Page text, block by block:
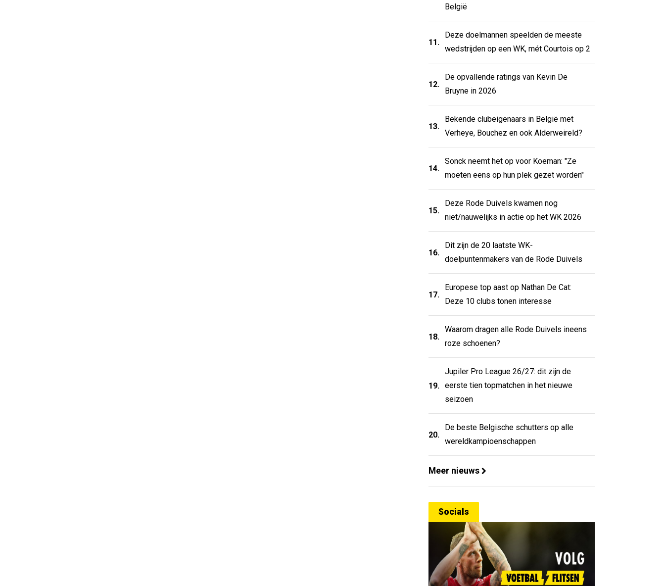
België
11.
Deze doelmannen speelden de meeste
wedstrijden op een WK, mét Courtois op 2
12.
De opvallende ratings van Kevin De
Bruyne in 2026
13.
Bekende clubeigenaars in België met
Verheye, Bouchez en ook Alderweireld?
14.
Sonck neemt het op voor Koeman: "Ze
moeten eens op hun plek gezet worden"
15.
Deze Rode Duivels kwamen nog
niet/nauwelijks in actie op het WK 2026
16.
Dit zijn de 20 laatste WK-
doelpuntenmakers van de Rode Duivels
17.
Europese top aast op Nathan De Cat:
Deze 10 clubs tonen interesse
18.
Waarom dragen alle Rode Duivels ineens
roze schoenen?
19.
Jupiler Pro League 26/27: dit zijn de
eerste tien topmatchen in het nieuwe
seizoen
20.
De beste Belgische schutters op alle
wereldkampioenschappen
Meer nieuws
Socials